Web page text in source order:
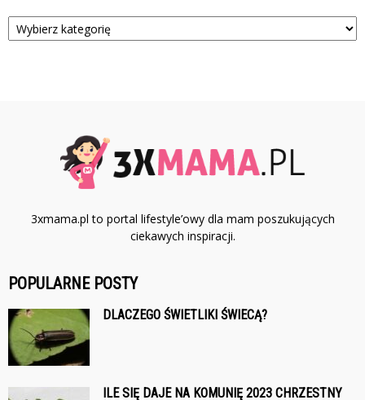
Kategorie
3xmama.pl to portal lifestyle’owy dla mam poszukujących
ciekawych inspiracji.
POPULARNE POSTY
DLACZEGO ŚWIETLIKI ŚWIECĄ?
ILE SIĘ DAJE NA KOMUNIĘ 2023 CHRZESTNY